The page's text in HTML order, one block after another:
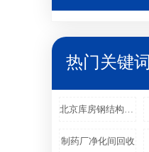
热门关键词
北京库房钢结构回收
制药厂净化间回收